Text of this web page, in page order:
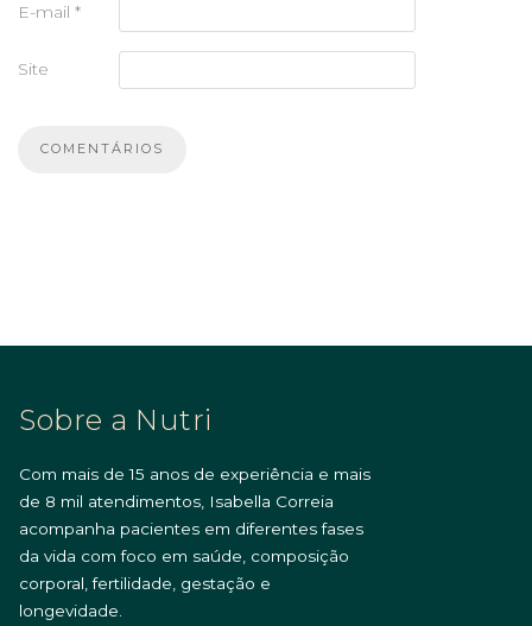
E-mail *
Site
Sobre a Nutri
Com mais de 15 anos de experiência e mais
de 8 mil atendimentos, Isabella Correia
acompanha pacientes em diferentes fases
da vida com foco em saúde, composição
corporal, fertilidade, gestação e
longevidade.